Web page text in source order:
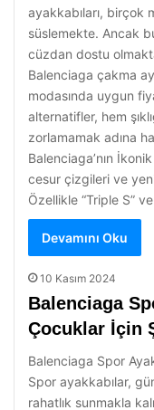
ayakkabıları, birçok
süslemekte. Ancak
cüzdan dostu
Balenciaga çakma
modasında uygun
alternatifler, hem
zorlamamak adına
Balenciaga’nın İkonik
cesur çizgileri ve
Özellikle “Triple S”
Devamını Oku
10 Kasım 2024
Balenciaga
Çocuklar İçin
Balenciaga Spor
Spor ayakkabılar,
rahatlık sunmakla